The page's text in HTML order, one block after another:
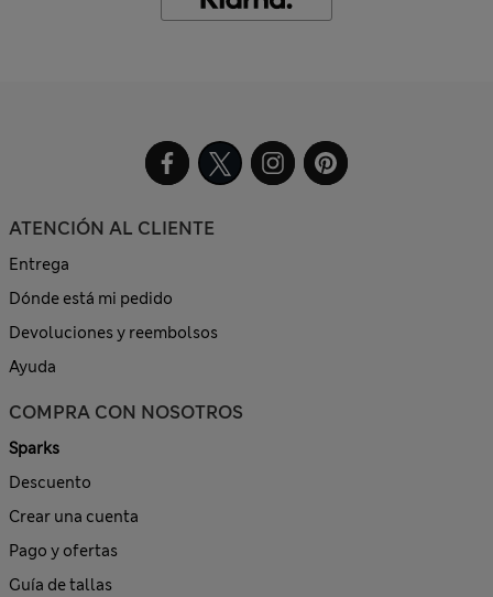
ATENCIÓN AL CLIENTE
Entrega
Dónde está mi pedido
Devoluciones y reembolsos
Ayuda
COMPRA CON NOSOTROS
Sparks
Descuento
Crear una cuenta
Pago y ofertas
Guía de tallas